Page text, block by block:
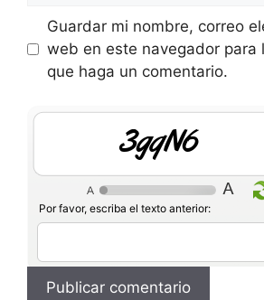
Guardar mi nombre, correo
web en este navegador para
que haga un comentario.
V7diW
Por favor, escriba el texto anterior: